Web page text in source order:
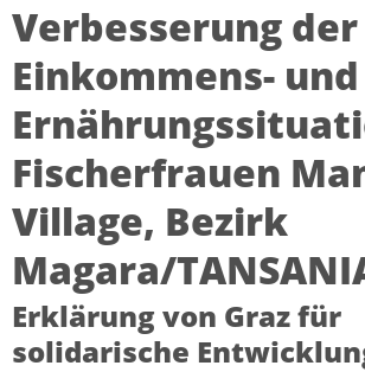
Verbesserung der
Einkommens- und
Fischerfrauen
Village, Bezirk
Magara/
Erklärung von Graz für
solidarische